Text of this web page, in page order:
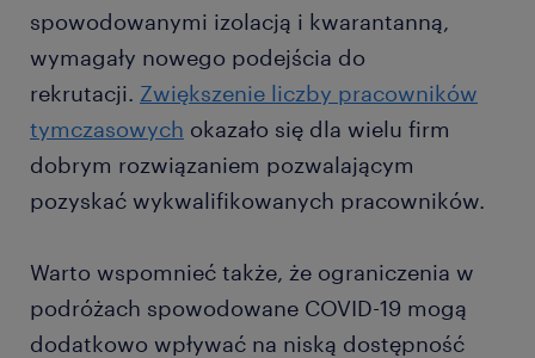
spowodowanymi izolacją i kwarantanną,
wymagały nowego podejścia do
rekrutacji. Zwiększenie liczby pracowników
tymczasowych okazało się dla wielu firm
dobrym rozwiązaniem pozwalającym
pozyskać wykwalifikowanych pracowników.
Warto wspomnieć także, że ograniczenia w
podróżach spowodowane COVID-19 mogą
dodatkowo wpływać na niską dostępność